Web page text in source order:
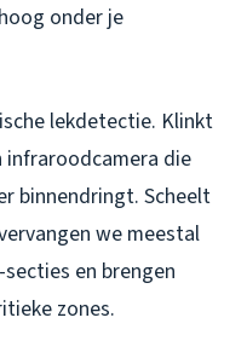
onder je
lekdetectie. Klinkt
infraroodcamera die
binnendringt. Scheelt
we meestal
en brengen
zones.